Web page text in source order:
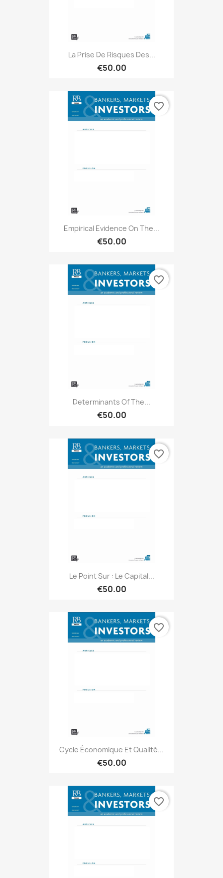
La Prise De Risques Des...
€50.00
Empirical Evidence On The...
€50.00
favorite_border
Determinants Of The...
€50.00
favorite_border
Le Point Sur : Le Capital...
€50.00
favorite_border
Cycle Économique Et Qualité...
€50.00
favorite_border
favorite_border